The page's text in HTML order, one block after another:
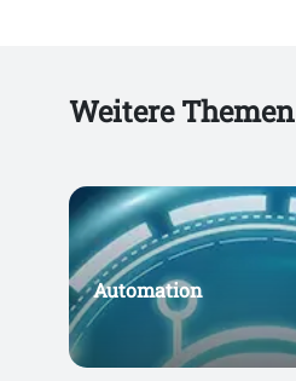
Weitere Themen
Automation